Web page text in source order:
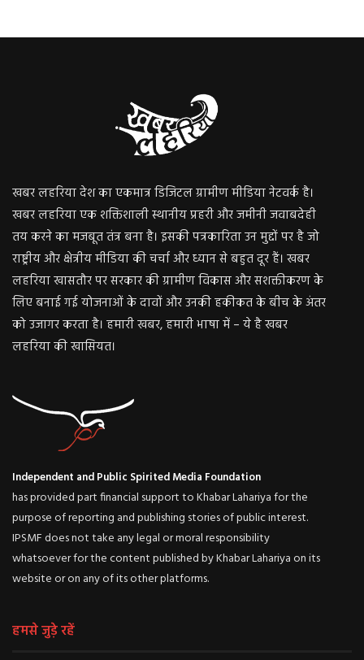
खबर लहरिया देश का एकमात्र डिजिटल ग्रामीण मीडिया नेटवर्क है।
खबर लहरिया एक शक्तिशाली स्थानीय प्रहरी और जमीनी जवाबदेही
तय करने का मजबूत तंत्र बना है। इसकी पत्रकारिता उन मुद्दों पर है जो
राष्ट्रीय और क्षेत्रीय मीडिया की चर्चा और ध्यान से बहुत दूर हैं। खबर
लहरिया खासतौर पर सरकार की ग्रामीण विकास और सशक्तीकरण के
लिए बनाई गई योजनाओं के दावों और उनकी हकीकत के बीच के अंतर
को उजागर करता है। हमारी खबर, हमारी भाषा में – ये है खबर
लहरिया की खासियत।
Independent and Public Spirited Media Foundation
has provided part financial support to Khabar Lahariya for the
purpose of reporting and publishing stories of public interest.
IPSMF does not take any legal or moral responsibility
whatsoever for the content published by Khabar Lahariya on its
website or on any of its other platforms.
हमसे जुड़े रहें